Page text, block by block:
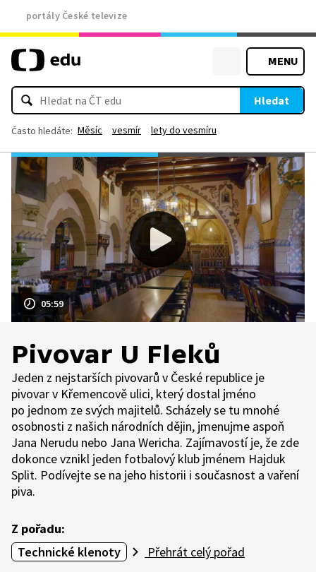
portály České televize
MENU
Hledat
Často hledáte: Měsíc vesmír lety do vesmíru
05:59
Pivovar U Fleků
Jeden z nejstarších pivovarů v České republice je
pivovar v Křemencově ulici, který dostal jméno
po jednom ze svých majitelů. Scházely se tu mnohé
osobnosti z našich národních dějin, jmenujme aspoň
Jana Nerudu nebo Jana Wericha. Zajímavostí je, že zde
dokonce vznikl jeden fotbalový klub jménem Hajduk
Split. Podívejte se na jeho historii i současnost a vaření
piva.
Z pořadu:
Technické klenoty
Přehrát celý pořad